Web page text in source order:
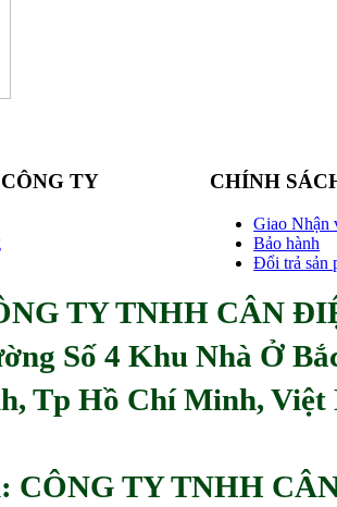
TY CHÍNH
Giao Nhận
Bảo hành
Đổi trả sản
TY TNHH CÂN
Số 4 Khu Nhà Ở
Tp Hồ Chí Minh, Việt
CÔNG TY TNHH